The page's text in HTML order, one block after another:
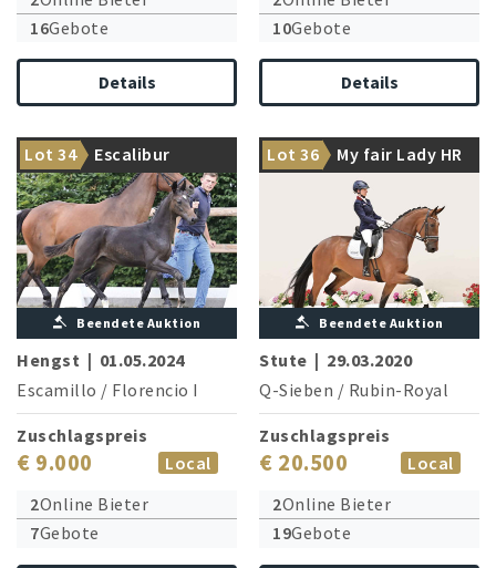
16Gebote
Details
10Gebote
Details
Lot 34 Escalibur
Bruder der Siegerstute & S-
Siegerin Venecia OLD
Beendete Auktion
Hengst | 01.05.2024
Escamillo / Florencio I
Zuschlagspreis
€ 9.000
Local
2Online Bieter
7Gebote
Lot 36 My fair Lady HR
Hochinteressante
Nachwuchssportlerin, die
ihren Weg machen wird
Beendete Auktion
Stute | 29.03.2020
Q-Sieben / Rubin-Royal
Zuschlagspreis
€ 20.500
Local
2Online Bieter
19Gebote